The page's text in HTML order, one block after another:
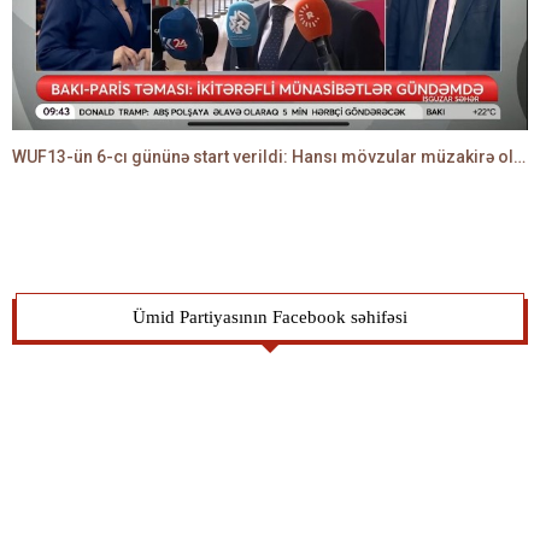
WUF13-ün 6-cı gününə start verildi: Hansı mövzular müzakirə olunacaq? -TALEH ƏLİYEV danışır
Ümid Partiyasının Facebook səhifəsi